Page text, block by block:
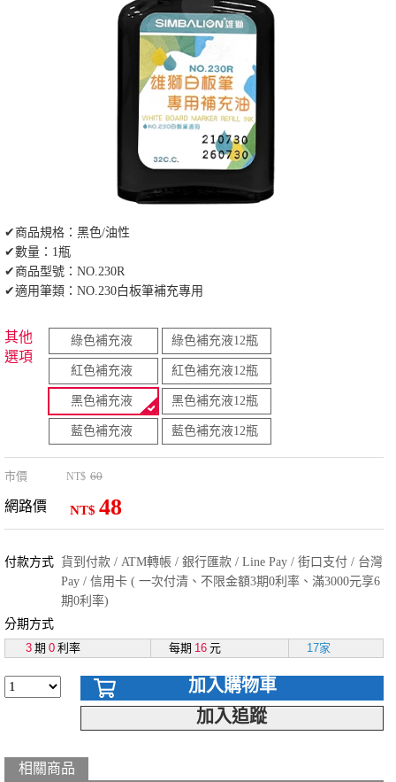
✔商品規格：黑色/油性
✔數量：1瓶
✔商品型號：NO.230R
✔適用筆類：NO.230白板筆補充專用
其他
選項
綠色補充液 綠色補充液12瓶
紅色補充液 紅色補充液12瓶
黑色補充液 黑色補充液12瓶
藍色補充液 藍色補充液12瓶
市價 NT$ 60
網路價 NT$ 48
付款方式 貨到付款 / ATM轉帳 / 銀行匯款 / Line Pay / 街口支付 / 台灣
Pay / 信用卡 ( 一次付清、不限金額3期0利率、滿3000元享6
期0利率)
分期方式
3 期 0 利率 每期 16 元 17家
加入購物車
加入追蹤
相關商品